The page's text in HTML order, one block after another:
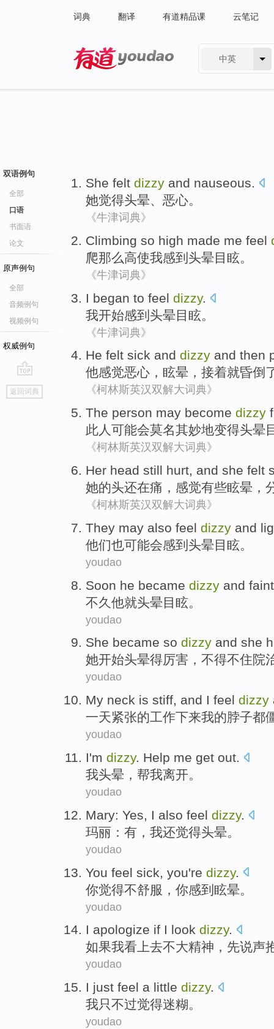
词典 翻译 有道精品课 云笔记
中英
双语例句
全部
口语
书面语
论文
原声例句
全部
音频例句
视频例句
权威例句
go
top
返回词典
She felt dizzy and nauseous.
她觉得头晕、 恶心。
《牛津词典》
Climbing so high made me feel
爬那么高使我感到 头晕目眩。
《牛津词典》
I began to feel dizzy.
我开始感到 头晕目眩。
《牛津词典》
He felt sick and dizzy and then
他感觉恶心 ， 眩晕 ， 接着就昏倒
《柯林斯英汉双解大词典》
The person may become dizzy
此人 可能会莫名其妙地变得头晕
《柯林斯英汉双解大词典》
Her head still hurt, and she felt
她的头还在痛 ， 感觉有些眩晕 ，
《柯林斯英汉双解大词典》
They may also feel dizzy and
他们也可能会感到 头晕目眩。
youdao
Soon he became dizzy and
不久 他就头晕目眩。
youdao
She became so dizzy and she
她开始头晕得厉害， 不得不住院
youdao
My neck is stiff, and I feel dizzy
一天紧张的工作下来我的脖子都
youdao
I'm dizzy. Help me get out.
我头晕 ， 帮我离开。
youdao
Mary: Yes, I also feel dizzy.
玛丽 ： 有 ， 我还觉得头晕。
youdao
You feel sick , you're dizzy.
你觉得不舒服 ，你感到 眩晕。
youdao
I apologize if I look dizzy.
如果我看上去不大精神，先说声
youdao
I just feel a little dizzy.
我只不过觉得迷糊。
youdao